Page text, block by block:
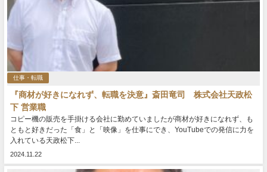
仕事・転職
『商材が好きになれず、転職を決意』斎田竜司 株式会社天政松
下 営業職
コピー機の販売を手掛ける会社に勤めていましたが商材が好きになれず、も
ともと好きだった「食」と「映像」を仕事にでき、YouTubeでの発信に力を
入れている天政松下...
2024.11.22